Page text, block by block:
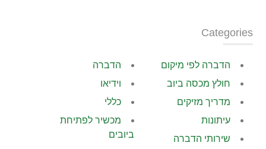
Categories
הדברה
הדברה לפי מיקום
וידיאו
חולץ מכסה ביוב
כללי
מדריך מזיקים
מכשיר לפתיחת
ביובים
עיתונות
שירותי הדברה